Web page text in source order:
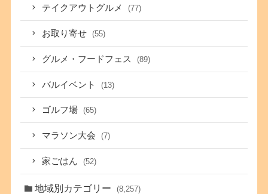
テイクアウトグルメ (77)
お取り寄せ (55)
グルメ・フードフェス (89)
バルイベント (13)
ゴルフ場 (65)
マラソン大会 (7)
家ごはん (52)
地域別カテゴリー (8,257)